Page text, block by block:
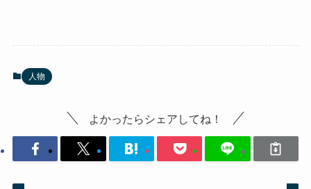
人物
よかったらシェアしてね！